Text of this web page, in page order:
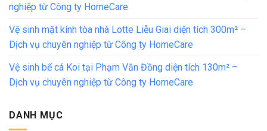
nghiệp từ Công ty HomeCare
Vệ sinh mặt kính tòa nhà Lotte Liễu Giai diện tích 300m² –
Dịch vụ chuyên nghiệp từ Công ty HomeCare
Vệ sinh bể cá Koi tại Phạm Văn Đồng diện tích 130m² –
Dịch vụ chuyên nghiệp từ Công ty HomeCare
DANH MỤC